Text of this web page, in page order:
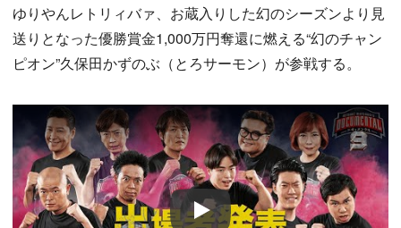
ゆりやんレトリィバァ、お蔵入りした幻のシーズンより見
送りとなった優勝賞金1,000万円奪還に燃える“幻のチャン
ピオン”久保田かずのぶ（とろサーモン）が参戦する。
Play